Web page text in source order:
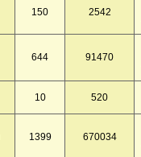
150 2542
644 91470
10 520
1399 670034